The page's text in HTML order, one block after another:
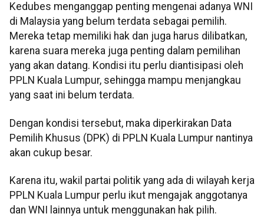
Kedubes menganggap penting mengenai adanya WNI
di Malaysia yang belum terdata sebagai pemilih.
Mereka tetap memiliki hak dan juga harus dilibatkan,
karena suara mereka juga penting dalam pemilihan
yang akan datang. Kondisi itu perlu diantisipasi oleh
PPLN Kuala Lumpur, sehingga mampu menjangkau
yang saat ini belum terdata.
Dengan kondisi tersebut, maka diperkirakan Data
Pemilih Khusus (DPK) di PPLN Kuala Lumpur nantinya
akan cukup besar.
Karena itu, wakil partai politik yang ada di wilayah kerja
PPLN Kuala Lumpur perlu ikut mengajak anggotanya
dan WNI lainnya untuk menggunakan hak pilih.